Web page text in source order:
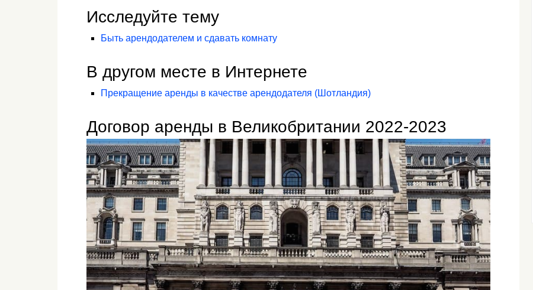
Исследуйте тему
Быть арендодателем и сдавать комнату
В другом месте в Интернете
Прекращение аренды в качестве арендодателя (Шотландия)
Договор аренды в Великобритании 2022-2023